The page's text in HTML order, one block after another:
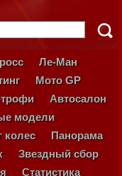
Ле-Ман
Мото GP
Автосалон
модели
колес
Панорама
Звездный сбор
Статистика